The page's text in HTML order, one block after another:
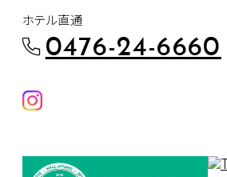
ホテル直通
0476-24-6660